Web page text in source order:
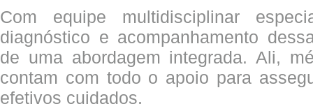
Com equipe multidisciplinar
diagnóstico e acompanhamento
de uma abordagem integrada. Ali,
contam com todo o apoio para
efetivos cuidados.